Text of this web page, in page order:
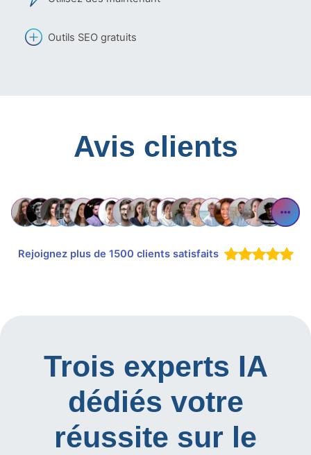
Outils SEO gratuits
Avis clients
Rejoignez plus de 1500 clients satisfaits
Trois experts IA